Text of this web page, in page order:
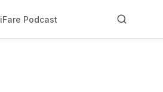
Fare Podcast